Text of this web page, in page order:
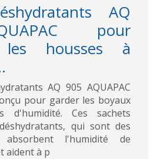
AQ
pour
les housses à
AQ 905 AQUAPAC
pour garder les boyaux
d'humidité. Ces sachets
qui sont des
absorbent l'humidité de
aident à p